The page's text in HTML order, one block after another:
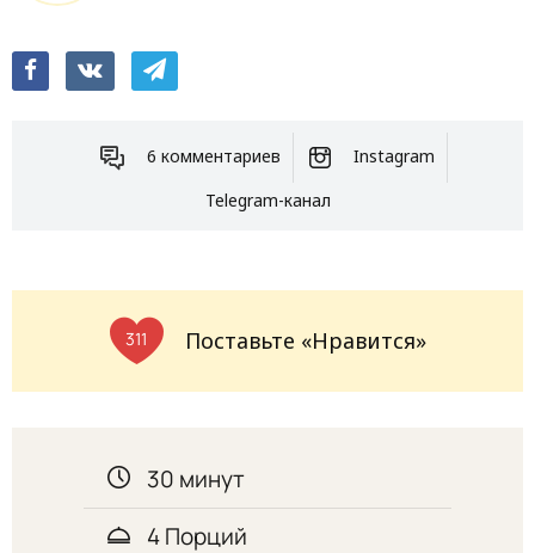
6 комментариев
Instagram
Telegram-канал
311 Поставьте «Нравится»
30 минут
4 Порций